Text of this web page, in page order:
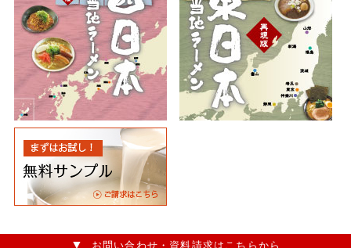
お問い合わせ・資料請求はこちらから